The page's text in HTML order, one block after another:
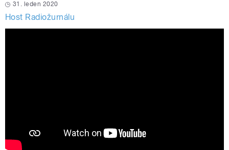
31. leden 2020
Host Radiožurnálu